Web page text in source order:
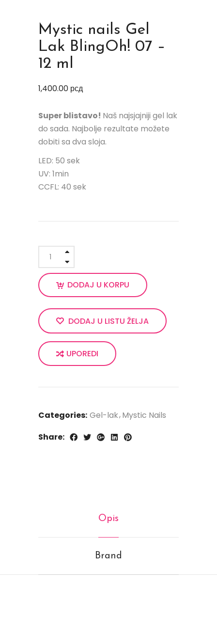
Mystic nails Gel
Lak BlingOh! 07 –
12 ml
1,400.00 рсд
Super blistavo! Naš najsjajniji gel lak
do sada. Najbolje rezultate možete
dobiti sa dva sloja.
LED: 50 sek
UV: 1min
CCFL: 40 sek
DODAJ U KORPU
DODAJ U LISTU ŽELJA
UPOREDI
Categories: Gel-lak Mystic Nails
Share:
Opis
Brand